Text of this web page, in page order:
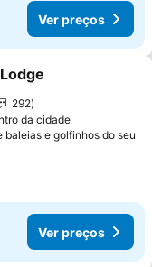
Ver preços
aos favoritos
292
da cidade
baleias e golfinhos do seu
Ver preços